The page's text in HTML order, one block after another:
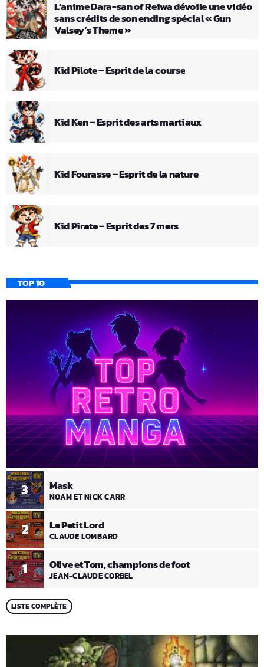
L’anime Dara-san of Reiwa dévoile une vidéo
sans crédits de son ending spécial « Gun
Valsey’s Theme »
Kid Pilote – Esprit de la course
Kid Ken – Esprit des arts martiaux
Kid Fourasse – Esprit de la nature
Kid Pirate – Esprit des 7 mers
TOP 10
1 Olive et Tom, champions de foot
JEAN-CLAUDE CORBEL
2 Le Petit Lord
CLAUDE LOMBARD
3 Mask
NOAM ET NICK CARR
LISTE COMPLÈTE